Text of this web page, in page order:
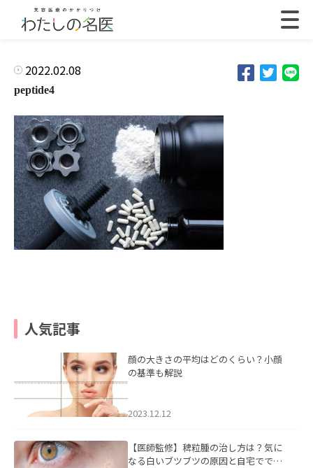
2022.02.08
peptide4
人気記事
顔の大きさの平均はどのくらい？小顔
の基準も解説
2023.12.12
【医師監修】稗粒腫の治し方は？気に
なる白いブツブツの原因と自宅ででき